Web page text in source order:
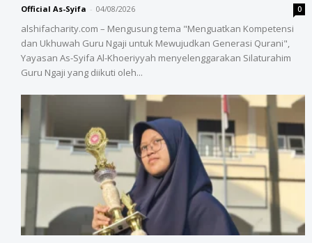
Official As-Syifa - 04/08/2026 0
alshifacharity.com – Mengusung tema "Menguatkan Kompetensi
dan Ukhuwah Guru Ngaji untuk Mewujudkan Generasi Qurani",
Yayasan As-Syifa Al-Khoeriyyah menyelenggarakan Silaturahim
Guru Ngaji yang diikuti oleh...